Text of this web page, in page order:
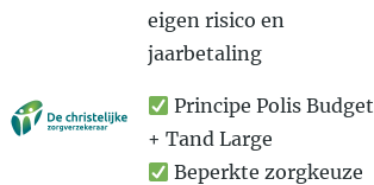
eigen risico en
jaarbetaling
Principe Polis Budget
+ Tand Large
Beperkte zorgkeuze